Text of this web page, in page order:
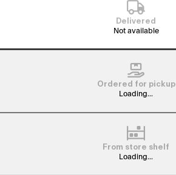
Delivered
Not available
Ordered for pickup
Loading...
From store shelf
Loading...